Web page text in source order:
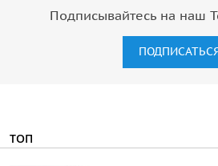
Подписывайтесь на наш
ТОП